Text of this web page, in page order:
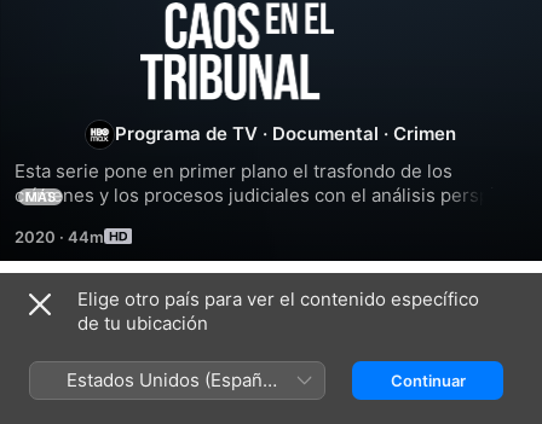
Caos
en
el
tribunal
Programa de TV · Documental ·Crimen
Esta serie pone en primer plano el trasfondo de los
crímenes y los procesos judiciales con el análisis perspicaz
encuentran jueces, abogados defensores, fiscales y
psicólogos criminalistas.
MÁS
2020 · 44m
Temporada 1
Elige otro país para ver el contenido específico
de tu ubicación
Estados Unidos (Español
México)
Continuar